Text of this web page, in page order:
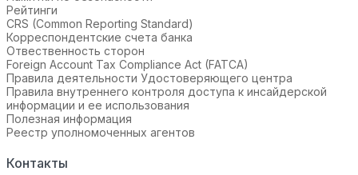
Рейтинги
CRS (Common Reporting Standard)
Корреспондентские счета банка
Отвественность сторон
Foreign Account Tax Compliance Act (FATCA)
Правила деятельности Удостоверяющего центра
Правила внутреннего контроля доступа к инсайдерской
информации и ее использования
Полезная информация
Реестр уполномоченных агентов
Контакты